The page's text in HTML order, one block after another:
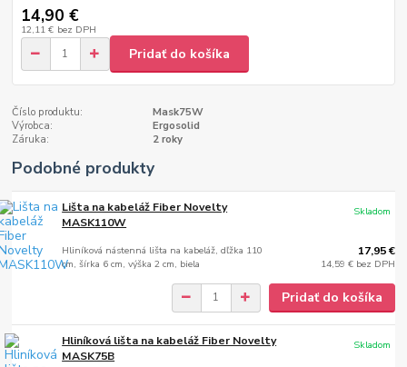
14,90 €
12,11 € bez DPH
Pridať do košíka
Číslo produktu:
Mask75W
Výrobca:
Ergosolid
Záruka:
2 roky
Podobné produkty
Lišta na kabeláž Fiber Novelty
MASK110W
Hliníková nástenná lišta na kabeláž, dľžka 110
cm, šírka 6 cm, výška 2 cm, biela
17,95 €
14,59 € bez DPH
Skladom
Pridať do košíka
Hliníková lišta na kabeláž Fiber Novelty
MASK75B
Skladom